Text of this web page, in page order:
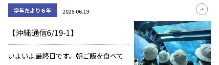
学年だより６年 2026.06.19
【沖縄通信6/19-1】
いよいよ最終日です。朝ご飯を食べて